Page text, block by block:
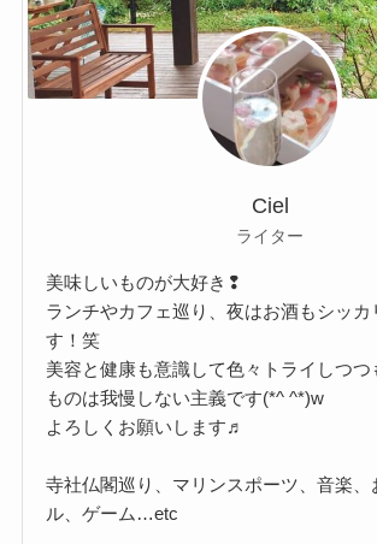
Ciel
ライター
美味しいものが大好き❢
ランチやカフェ巡り、夜はお酒もシッカ
す！笑
美容と健康も意識して色々トライしつ
ものは我慢しない主義です(*^ ^*)w
よろしくお願いします♬
寺社仏閣巡り、マリンスポーツ、音楽、
ル、ゲーム…etc